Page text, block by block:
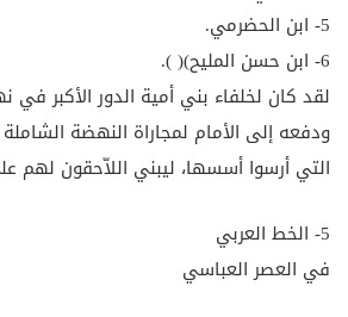
5- ابن الحضرمي.
6- ابن حسن المليح)( ).
لقد كان لخلفاء بني أمية الدور الأكبر في
ودفعه إلى الأمام لمجاراة النهضة الشاملة
التي أرسوا أسسها، ليبني اللاّحقون لهم
5- الخط العربي
في العصر العباسي